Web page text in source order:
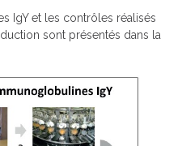
IgY et les contrôles réalisés
sont présentés dans la